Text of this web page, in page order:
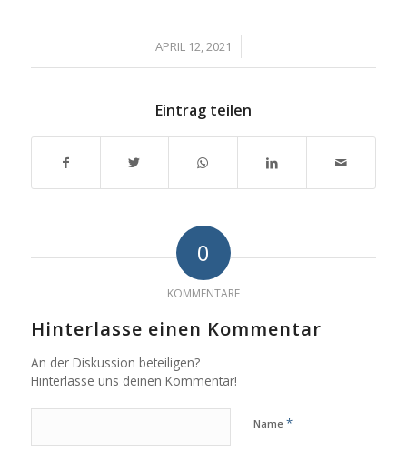
APRIL 12, 2021
/
Eintrag teilen
0
KOMMENTARE
Hinterlasse einen Kommentar
An der Diskussion beteiligen?
Hinterlasse uns deinen Kommentar!
Name *